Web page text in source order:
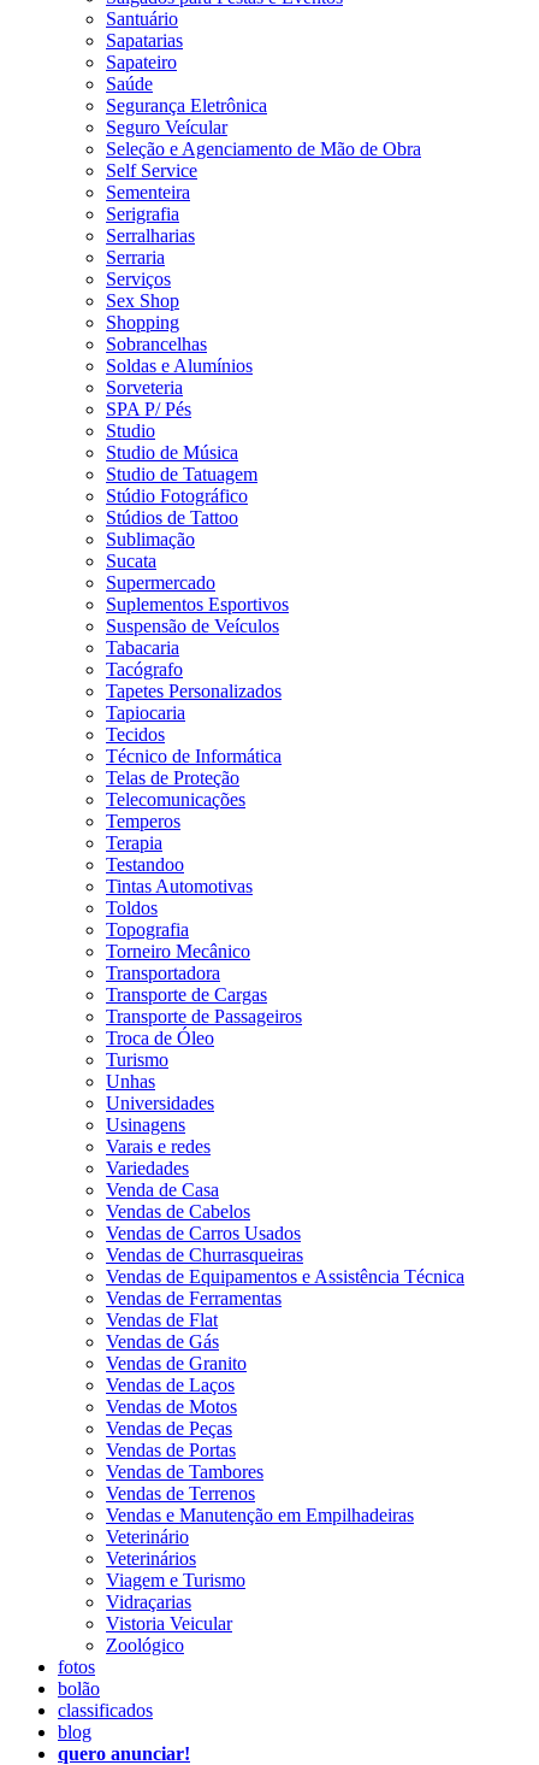
Santuário
Sapatarias
Sapateiro
Saúde
Segurança Eletrônica
Seguro Veícular
Seleção e Agenciamento de Mão de Obra
Self Service
Sementeira
Serigrafia
Serralharias
Serraria
Serviços
Sex Shop
Shopping
Sobrancelhas
Soldas e Alumínios
Sorveteria
SPA P/ Pés
Studio
Studio de Música
Studio de Tatuagem
Stúdio Fotográfico
Stúdios de Tattoo
Sublimação
Sucata
Supermercado
Suplementos Esportivos
Suspensão de Veículos
Tabacaria
Tacógrafo
Tapetes Personalizados
Tapiocaria
Tecidos
Técnico de Informática
Telas de Proteção
Telecomunicações
Temperos
Terapia
Testandoo
Tintas Automotivas
Toldos
Topografia
Torneiro Mecânico
Transportadora
Transporte de Cargas
Transporte de Passageiros
Troca de Óleo
Turismo
Unhas
Universidades
Usinagens
Varais e redes
Variedades
Venda de Casa
Vendas de Cabelos
Vendas de Carros Usados
Vendas de Churrasqueiras
Vendas de Equipamentos e Assistência Técnica
Vendas de Ferramentas
Vendas de Flat
Vendas de Gás
Vendas de Granito
Vendas de Laços
Vendas de Motos
Vendas de Peças
Vendas de Portas
Vendas de Tambores
Vendas de Terrenos
Vendas e Manutenção em Empilhadeiras
Veterinário
Veterinários
Viagem e Turismo
Vidraçarias
Vistoria Veicular
Zoológico
fotos
bolão
classificados
blog
quero anunciar!